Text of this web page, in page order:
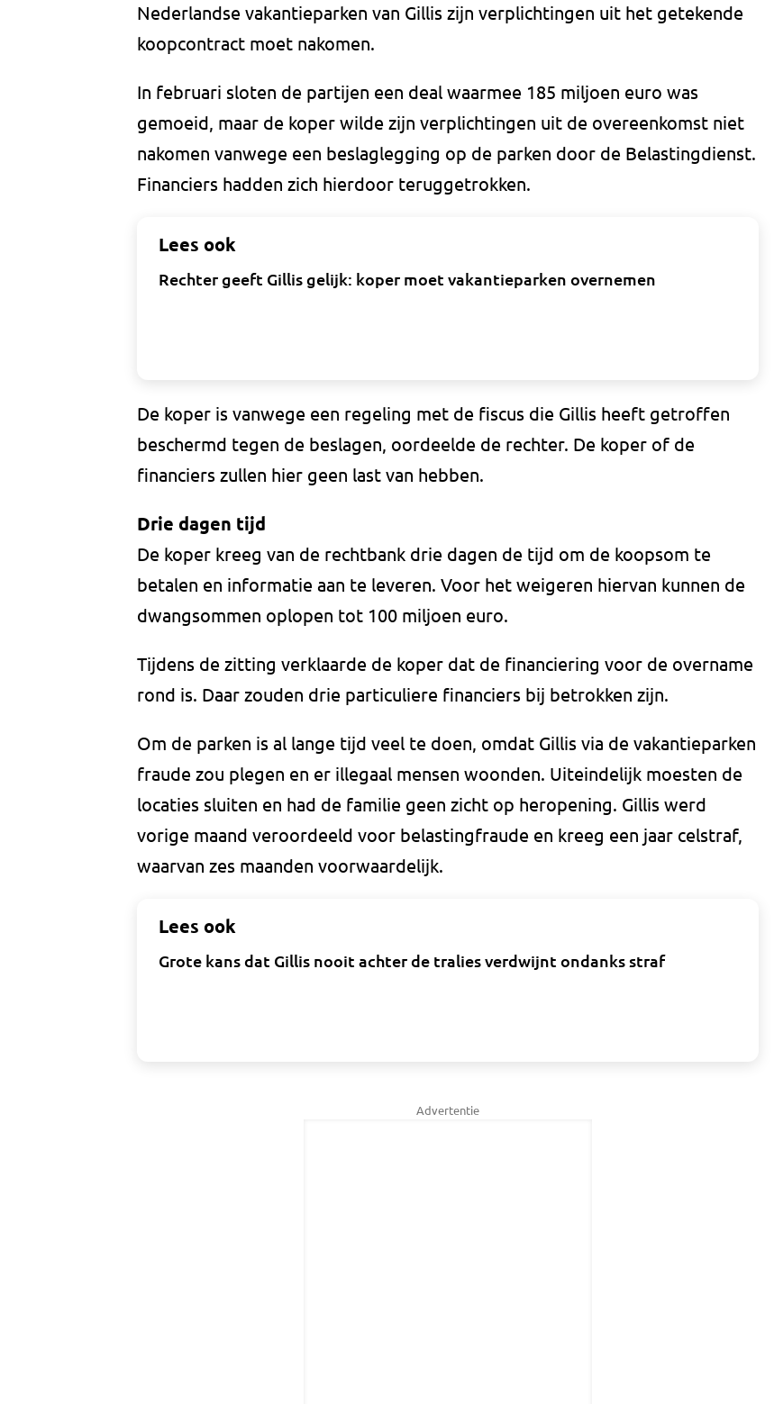
Nederlandse vakantieparken van Gillis zijn verplichtingen uit het getekende
koopcontract moet nakomen.
In februari sloten de partijen een deal waarmee 185 miljoen euro was
gemoeid, maar de koper wilde zijn verplichtingen uit de overeenkomst niet
nakomen vanwege een beslaglegging op de parken door de Belastingdienst.
Financiers hadden zich hierdoor teruggetrokken.
Lees ook
Rechter geeft Gillis gelijk: koper moet vakantieparken overnemen
De koper is vanwege een regeling met de fiscus die Gillis heeft getroffen
beschermd tegen de beslagen, oordeelde de rechter. De koper of de
financiers zullen hier geen last van hebben.
Drie dagen tijd
De koper kreeg van de rechtbank drie dagen de tijd om de koopsom te
betalen en informatie aan te leveren. Voor het weigeren hiervan kunnen de
dwangsommen oplopen tot 100 miljoen euro.
Tijdens de zitting verklaarde de koper dat de financiering voor de overname
rond is. Daar zouden drie particuliere financiers bij betrokken zijn.
Om de parken is al lange tijd veel te doen, omdat Gillis via de vakantieparken
fraude zou plegen en er illegaal mensen woonden. Uiteindelijk moesten de
locaties sluiten en had de familie geen zicht op heropening. Gillis werd
vorige maand veroordeeld voor belastingfraude en kreeg een jaar celstraf,
waarvan zes maanden voorwaardelijk.
Lees ook
Grote kans dat Gillis nooit achter de tralies verdwijnt ondanks straf
Advertentie